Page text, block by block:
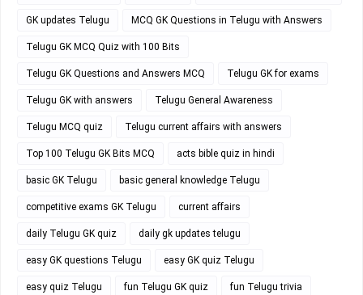
GK updates Telugu MCQ GK Questions in Telugu with Answers
Telugu GK MCQ Quiz with 100 Bits
Telugu GK Questions and Answers MCQ Telugu GK for exams
Telugu GK with answers Telugu General Awareness
Telugu MCQ quiz Telugu current affairs with answers
Top 100 Telugu GK Bits MCQ acts bible quiz in hindi
basic GK Telugu basic general knowledge Telugu
competitive exams GK Telugu current affairs
daily Telugu GK quiz daily gk updates telugu
easy GK questions Telugu easy GK quiz Telugu
easy quiz Telugu fun Telugu GK quiz fun Telugu trivia